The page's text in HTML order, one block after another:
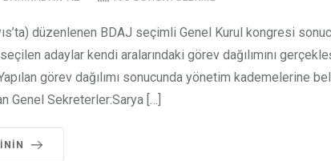
düzenlenen BDAJ seçimli Genel Kurul kongresi
adaylar kendi aralarındaki görev dağılımını
görev dağılımı sonucunda yönetim kademelerine
Genel Sekreterler:Sarya […]